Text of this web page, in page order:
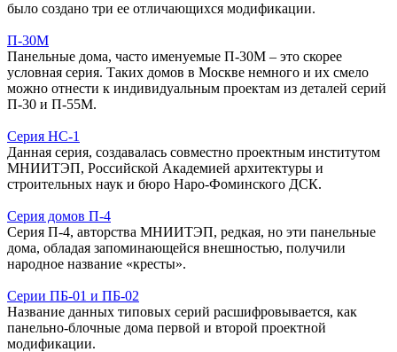
было создано три ее отличающихся модификации.
П-30М
Панельные дома, часто именуемые П-30М – это скорее
условная серия. Таких домов в Москве немного и их смело
можно отнести к индивидуальным проектам из деталей серий
П-30 и П-55М.
Серия НС-1
Данная серия, создавалась совместно проектным институтом
МНИИТЭП, Российской Академией архитектуры и
строительных наук и бюро Наро-Фоминского ДСК.
Серия домов П-4
Серия П-4, авторства МНИИТЭП, редкая, но эти панельные
дома, обладая запоминающейся внешностью, получили
народное название «кресты».
Серии ПБ-01 и ПБ-02
Название данных типовых серий расшифровывается, как
панельно-блочные дома первой и второй проектной
модификации.